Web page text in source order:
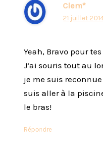
Clem*
21 juillet
Yeah, Bravo pour
J’ai souris tout au
je me suis
suis aller à la
le bras!
Répondre